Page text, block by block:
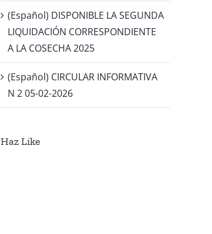
(Español) DISPONIBLE LA SEGUNDA
LIQUIDACIÓN CORRESPONDIENTE
A LA COSECHA 2025
(Español) CIRCULAR INFORMATIVA
N 2 05-02-2026
Haz Like